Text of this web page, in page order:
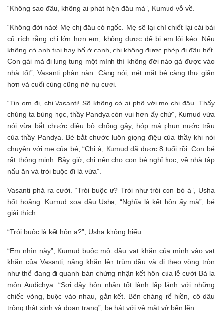
“Không sao đâu, không ai phát hiện đâu mà”, Kumud vỗ về.
“Không đời nào! Mẹ chị đâu có ngốc. Mẹ sẽ lại chì chiết lại cái bài
cũ rích rằng chị lớn hơn em, không được để bị em lôi kéo. Nếu
không có anh trai hay bố ở cạnh, chị không được phép đi đâu hết.
Con gái mà đi lung tung một mình thì không đời nào gả được vào
nhà tốt”, Vasanti phàn nàn. Càng nói, nét mặt bé càng thư giãn
hơn và cuối cùng cũng nở nụ cười.
“Tin em đi, chị Vasanti! Sẽ không có ai phô với mẹ chị đâu. Thấy
chúng ta bùng học, thầy Pandya còn vui hơn ấy chứ”, Kumud vừa
nói vừa bắt chước điệu bộ chống gậy, hóp má phun nước trầu
của thầy Pandya. Bé bắt chước luôn giọng điệu của thầy khi nói
chuyện với mẹ của bé, “Chị à, Kumud đã được 8 tuổi rồi. Con bé
rất thông minh. Bây giờ, chị nên cho con bé nghỉ học, về nhà tập
nấu ăn và trói buộc đi là vừa”.
Vasanti phá ra cười. “Trói buộc ư? Trói như trói con bò á”, Usha
hốt hoảng. Kumud xoa đầu Usha, “Nghĩa là kết hôn ấy mà”, bé
giải thích.
“Trói buộc là kết hôn ạ?”, Usha không hiểu.
“Em nhìn này”, Kumud buộc một đầu vạt khăn của mình vào vạt
khăn của Vasanti, nâng khăn lên trùm đầu và đi theo vòng tròn
như thể đang đi quanh bàn chứng nhận kết hôn của lễ cưới Bà la
môn Audichya. “Sợi dây hôn nhân tốt lành lấp lánh với những
chiếc vòng, buộc vào nhau, gắn kết. Bên chàng rể hiền, cô dâu
trông thật xinh và đoan trang”, bé hát với vẻ mặt vờ bẽn lẽn.